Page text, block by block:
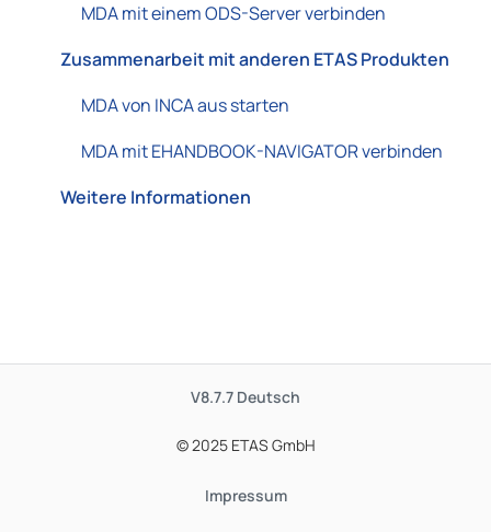
MDA mit einem ODS-Server verbinden
Zusammenarbeit mit anderen ETAS Produkten
MDA von INCA aus starten
MDA mit EHANDBOOK-NAVIGATOR verbinden
Weitere Informationen
V8.7.7 Deutsch
© 2025 ETAS GmbH
Impressum